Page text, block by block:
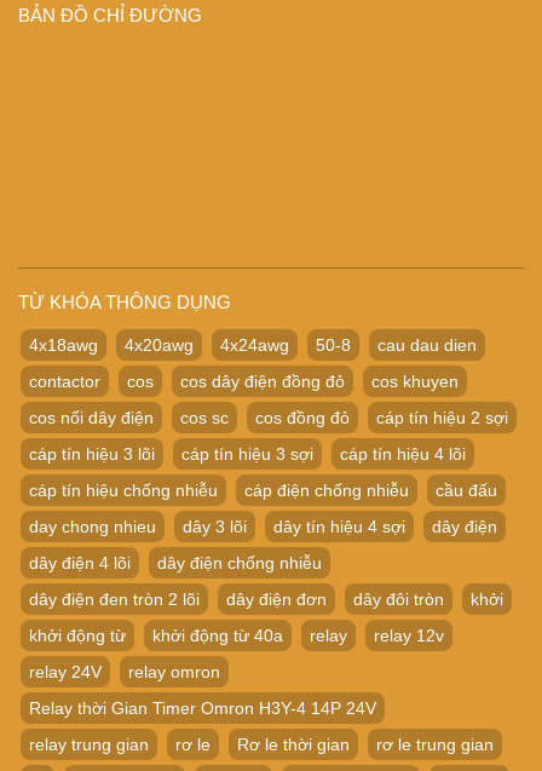
BẢN ĐỒ CHỈ ĐƯỜNG
TỪ KHÓA THÔNG DỤNG
4x18awg 4x20awg 4x24awg 50-8
cau dau dien
contactor
cos cos dây điện đồng đỏ
cos khuyen
cos nối dây điện
cos sc cos đồng đỏ
cáp tín hiệu 2 sợi
cáp tín hiệu 3 lõi
cáp tín hiệu 3 sợi
cáp tín hiệu 4 lõi
cáp tín hiệu chống nhiễu
cáp điện chống nhiễu
cầu đấu
day chong nhieu
dây 3 lõi dây tín hiệu 4 sợi
dây điện
dây điện 4 lõi
dây điện chống nhiễu
dây điện đen tròn 2 lõi
dây điện đơn dây đôi tròn
khởi
khởi động từ
khởi động từ 40a relay
relay 12v
relay 24V
relay omron
Relay thời Gian Timer Omron H3Y-4 14P 24V
relay trung gian
rơ le Rơ le thời gian rơ le trung gian